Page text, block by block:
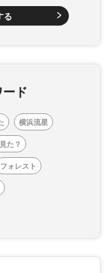
る
ド
横浜流星
た？
フォレスト